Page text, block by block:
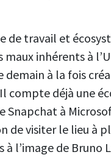
de travail et
maux inhérents à
demain à la fois
compte déjà une
Snapchat à
de visiter le lieu à
l’image de Bruno